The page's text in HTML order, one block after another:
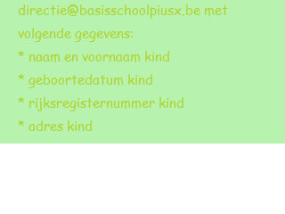
directie@basisschoolpiusx.be met
volgende gegevens:
* naam en voornaam kind
* geboortedatum kind
* rijksregisternummer kind
* adres kind
* naam, voornaam beide ouders